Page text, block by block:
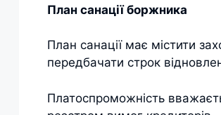
План санації боржника
План санації має містити
передбачати строк
Платоспроможність